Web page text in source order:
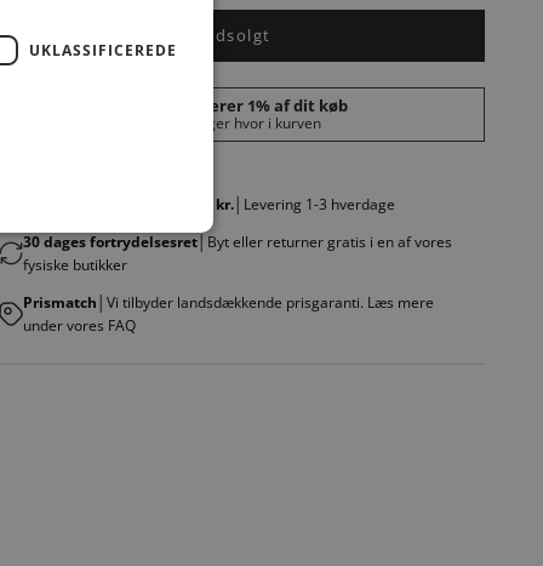
Udsolgt
Fri fragt v. køb over 499,00 kr. │Levering 1-3 hverdage
30 dages fortrydelsesret│Byt eller returner gratis i en af vores
fysiske butikker
Prismatch │Vi tilbyder landsdækkende prisgaranti. Læs mere
under vores FAQ
UKLASSIFICEREDE